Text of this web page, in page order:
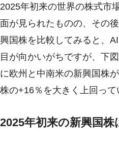
2025年初来の世界の株式市
面が見られたものの、その
興国株を比較してみると、
目が向かいがちですが、下
に欧州と中南米の新興国株
株の+16％を大きく上回って
2025年初来の新興国